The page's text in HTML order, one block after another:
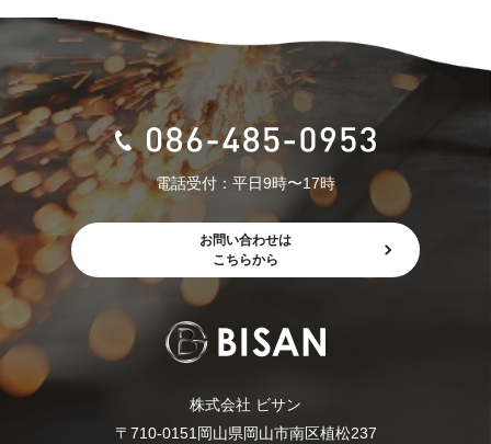
株式会社 ビサン
〒710-0151岡山県岡山市南区植松237
電話受付：平日9時〜17時
お問い合わせは
こちらから
株式会社 ビサン
〒710-0151岡山県岡山市南区植松237